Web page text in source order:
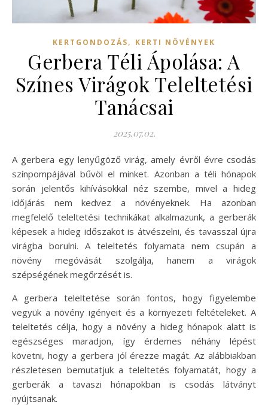
KERTGONDOZÁS, KERTI NÖVÉNYEK
Gerbera Téli Ápolása: A
Színes Virágok Teleltetési
Tanácsai
2025.07.02.
A gerbera egy lenyűgöző virág, amely évről évre csodás
színpompájával bűvöl el minket. Azonban a téli hónapok
során jelentős kihívásokkal néz szembe, mivel a hideg
időjárás nem kedvez a növényeknek. Ha azonban
megfelelő teleltetési technikákat alkalmazunk, a gerberák
képesek a hideg időszakot is átvészelni, és tavasszal újra
virágba borulni. A teleltetés folyamata nem csupán a
növény megóvását szolgálja, hanem a virágok
szépségének megőrzését is.
A gerbera teleltetése során fontos, hogy figyelembe
vegyük a növény igényeit és a környezeti feltételeket. A
teleltetés célja, hogy a növény a hideg hónapok alatt is
egészséges maradjon, így érdemes néhány lépést
követni, hogy a gerbera jól érezze magát. Az alábbiakban
részletesen bemutatjuk a teleltetés folyamatát, hogy a
gerberák a tavaszi hónapokban is csodás látványt
nyújtsanak.